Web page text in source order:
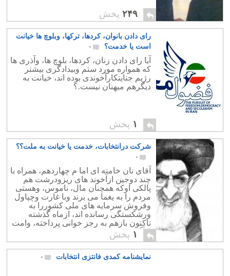
۲۴۹ پخش
رای دادن بانوان، کردها، ترکها، وبلوچ ها خیانت
است یا خدمت؟
۰
آیا رای دادن زنان، کردها، بلوچ ها، وآذری ها
که همواره مورد ستم وبیدادگری بیشتر
رژیم جنایتکارآخوندی بوده اند، خیانت به
دیگرهم میهنان نیست.؟
۱ پخش
شرکت درانتخابات، خدمت یا خیانت به ملت؟؟
۰
آقای نان خامنه ای اما م چهاردهم، همراه با
چند دوجین ازآخوند های ریزودرشت هم
پالکی اوکه همچنان مال، ناموس، وهستی
مردم را به یغما می برند وبا غارت وچپاول
وفروش سرمایه های ملی کشوررا به
ورشکستگی رسانده اند، ازماه گذشته
تاکنون بازهم به رجز خوانی پرداخته، وامت
نا آگاه وبی سواد را به شرکت […]
۱ پخش
نمایشنامه کمدی فانتزی انتخابات ۰